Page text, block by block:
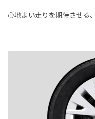
心地よい走りを期待させる